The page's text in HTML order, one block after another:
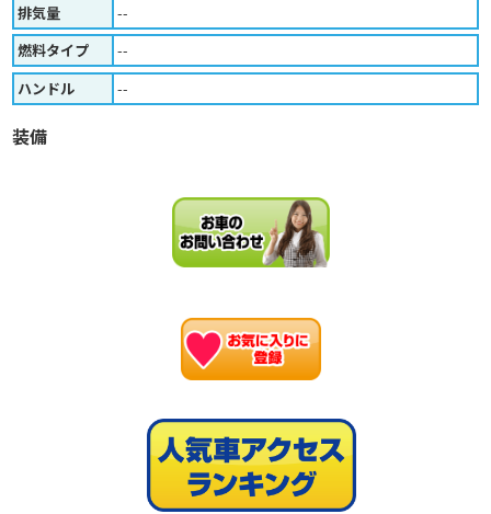
排気量
--
燃料タイプ
--
ハンドル
--
装備